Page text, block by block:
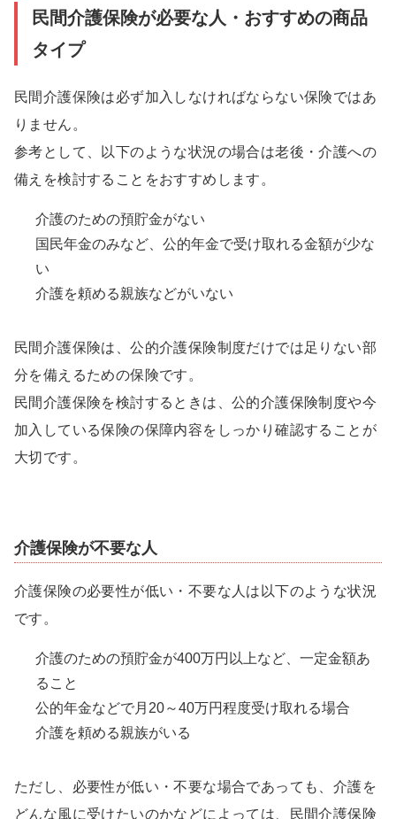
民間介護保険が必要な人・おすすめの商品
タイプ
民間介護保険は必ず加入しなければならない保険ではあ
りません。
参考として、以下のような状況の場合は老後・介護への
備えを検討することをおすすめします。
介護のための預貯金がない
国民年金のみなど、公的年金で受け取れる金額が少な
い
介護を頼める親族などがいない
民間介護保険は、公的介護保険制度だけでは足りない部
分を備えるための保険です。
民間介護保険を検討するときは、公的介護保険制度や今
加入している保険の保障内容をしっかり確認することが
大切です。
介護保険が不要な人
介護保険の必要性が低い・不要な人は以下のような状況
です。
介護のための預貯金が400万円以上など、一定金額あ
ること
公的年金などで月20～40万円程度受け取れる場合
介護を頼める親族がいる
ただし、必要性が低い・不要な場合であっても、介護を
どんな風に受けたいのかなどによっては、民間介護保険